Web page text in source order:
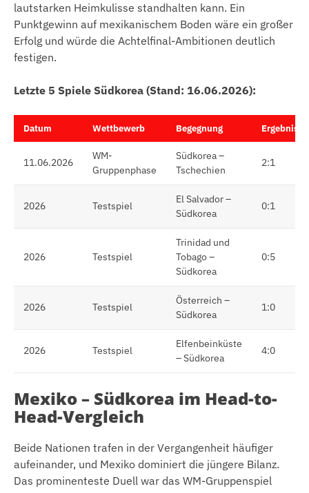
lautstarken Heimkulisse standhalten kann. Ein
Punktgewinn auf mexikanischem Boden wäre ein großer
Erfolg und würde die Achtelfinal-Ambitionen deutlich
festigen.
Letzte 5 Spiele Südkorea (Stand: 16.06.2026):
Datum Wettbewerb Begegnung Ergebnis
11.06.2026
WM-
Gruppenphase
Südkorea –
Tschechien
2:1
2026 Testspiel
El Salvador –
Südkorea
0:1
2026 Testspiel
Trinidad und
Tobago –
Südkorea
0:5
2026 Testspiel
Österreich –
Südkorea
1:0
2026 Testspiel
Elfenbeinküste
– Südkorea
4:0
Mexiko – Südkorea im Head-to-
Head-Vergleich
Beide Nationen trafen in der Vergangenheit häufiger
aufeinander, und Mexiko dominiert die jüngere Bilanz.
Das prominenteste Duell war das WM-Gruppenspiel